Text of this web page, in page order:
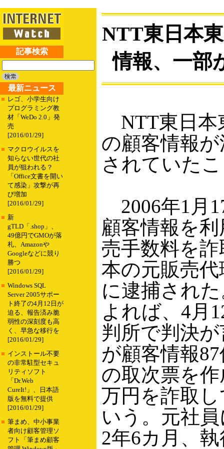
記事検索
最新ニュース
■ レゴ、小学生向け
プログラミング教
材「WeDo 2.0」発
売
[2016/01/29]
■ マクロウイルスを
知らない世代の社
員が狙われる？
「Office文書を開い
て感染」攻撃が再
び増加
[2016/01/29]
■ 新
gTLD「.shop」、
49億円でGMOが落
札、Amazonや
Googleなどに競り
勝つ
[2016/01/29]
■ Windows SQL
Server 2005サポー
ト終了の4月12日が
迫る、報告済み脆
弱性の深刻度も高
く、早急な移行を
[2016/01/29]
■ インストール不要
の非常駐型セキュ
リティソフト
「Dr.Web
CureIt!」、日本語
版を無料で提供
[2016/01/29]
■ 筆まめ、中小事業
者向け顧客管理ソ
フト「筆まめ顧客
NTT東日本
情報、一部
NTT東日本
の顧客情報
されていた
2006年1月
顧客情報を
売手数料を
本の元販売
に逮捕され
よれば、4月
判所で判決
が顧客情報
の取次票を
万円を詐取
いう。元社
2年6カ月、